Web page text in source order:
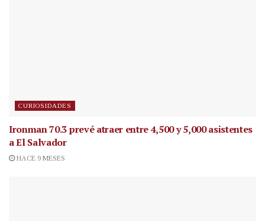
CURIOSIDADES
Ironman 70.3 prevé atraer entre 4,500 y 5,000 asistentes
a El Salvador
HACE 9 MESES